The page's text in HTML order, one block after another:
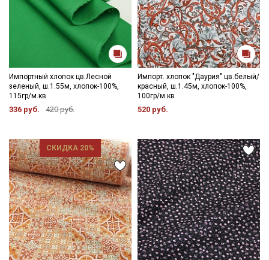
Импортный хлопок цв.Лесной
зеленый, ш.1.55м, хлопок-100%,
115гр/м.кв
336 руб. 420 руб.
Импорт. хлопок "Даурия" цв.белый/
красный, ш.1.45м, хлопок-100%,
100гр/м.кв
520 руб.
СКИДКА 20%